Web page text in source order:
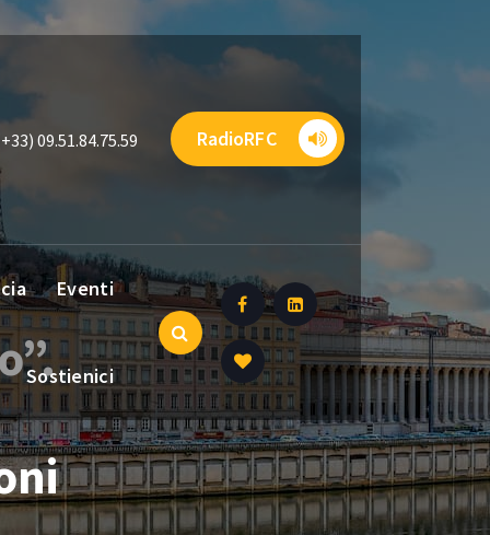
09.51.84.75.59 RadioRFC
Eventi
Sostienici